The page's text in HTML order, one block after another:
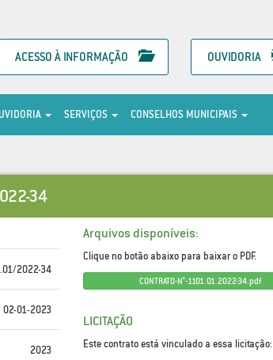
ACESSO À INFORMAÇÃO OUVIDORIA
SERVIÇOS CONSELHOS MUNICIPAIS
34
2022-34
02-01-2023
2023
Arquivos disponíveis:
Clique no botão abaixo para baixar o PDF.
CONTRATO-N°-1101.01.2022-34.pdf
LICITAÇÃO
Este contrato está vinculado a essa licitação: